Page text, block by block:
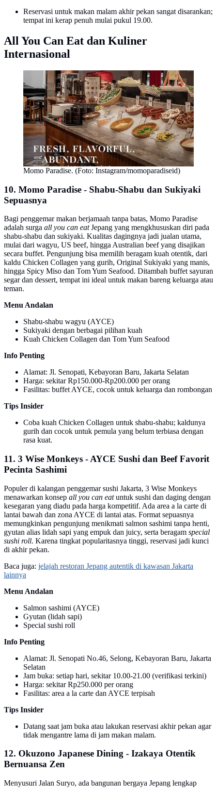
Reservasi untuk makan malam akhir pekan sangat disarankan;
tempat ini kerap penuh mulai pukul 19.00.
All You Can Eat dan Kuliner
Internasional
Momo Paradise. (Foto: Instagram/momoparadiseid)
10. Momo Paradise - Shabu-Shabu dan Sukiyaki
Sepuasnya
Bagi penggemar makan berjamaah tanpa batas, Momo Paradise
adalah surga all you can eatJepang yang mengkhususkan diri pada
shabu-shabu dan sukiyaki. Kualitas dagingnya jadi jualan utama,
mulai dari wagyu, US beef, hingga Australian beef yang disajikan
secara buffet. Pengunjung bisa memilih beragam kuah otentik, dari
kaldu Chicken Collagen yang gurih, Original Sukiyaki yang manis,
hingga Spicy Miso dan Tom Yum Seafood. Ditambah buffet sayuran
segar dan dessert, tempat ini ideal untuk makan bareng keluarga atau
teman.
Menu Andalan
Shabu-shabu wagyu (AYCE)
Sukiyaki dengan berbagai pilihan kuah
Kuah Chicken Collagen dan Tom Yum Seafood
Info Penting
Alamat: Jl. Senopati, Kebayoran Baru, Jakarta Selatan
Harga: sekitar Rp150.000-Rp200.000 per orang
Fasilitas: buffet AYCE, cocok untuk keluarga dan rombongan
Tips Insider
Coba kuah Chicken Collagen untuk shabu-shabu; kaldunya
gurih dan cocok untuk pemula yang belum terbiasa dengan
rasa kuat.
11. 3 Wise Monkeys - AYCE Sushi dan Beef Favorit
Pecinta Sashimi
Populer di kalangan penggemar sushi Jakarta, 3 Wise Monkeys
menawarkan konsep all you can eatuntuk sushi dan daging dengan
kesegaran yang diadu pada harga kompetitif. Ada area a la carte di
lantai bawah dan zona AYCE di lantai atas. Format sepuasnya
memungkinkan pengunjung menikmati salmon sashimi tanpa henti,
gyutan alias lidah sapi yang empuk dan juicy, serta beragam special
sushi roll. Karena tingkat popularitasnya tinggi, reservasi jadi kunci
di akhir pekan.
Baca juga: jelajah restoran Jepang autentik di kawasan Jakarta
lainnya
Menu Andalan
Salmon sashimi (AYCE)
Gyutan (lidah sapi)
Special sushi roll
Info Penting
Alamat: Jl. Senopati No.46, Selong, Kebayoran Baru, Jakarta
Selatan
Jam buka: setiap hari, sekitar 10.00-21.00 (verifikasi terkini)
Harga: sekitar Rp250.000 per orang
Fasilitas: area a la carte dan AYCE terpisah
Tips Insider
Datang saat jam buka atau lakukan reservasi akhir pekan agar
tidak mengantre lama di jam makan malam.
12. Okuzono Japanese Dining - Izakaya Otentik
Bernuansa Zen
Menyusuri Jalan Suryo, ada bangunan bergaya Jepang lengkap